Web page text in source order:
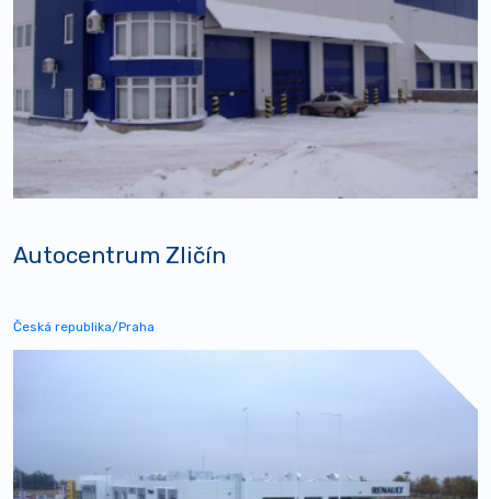
Autocentrum Zličín
Česká republika/Praha